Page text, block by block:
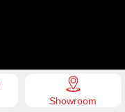
Showroom